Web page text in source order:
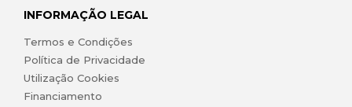
INFORMAÇÃO LEGAL
Termos e Condições
Política de Privacidade
Utilização Cookies
Financiamento